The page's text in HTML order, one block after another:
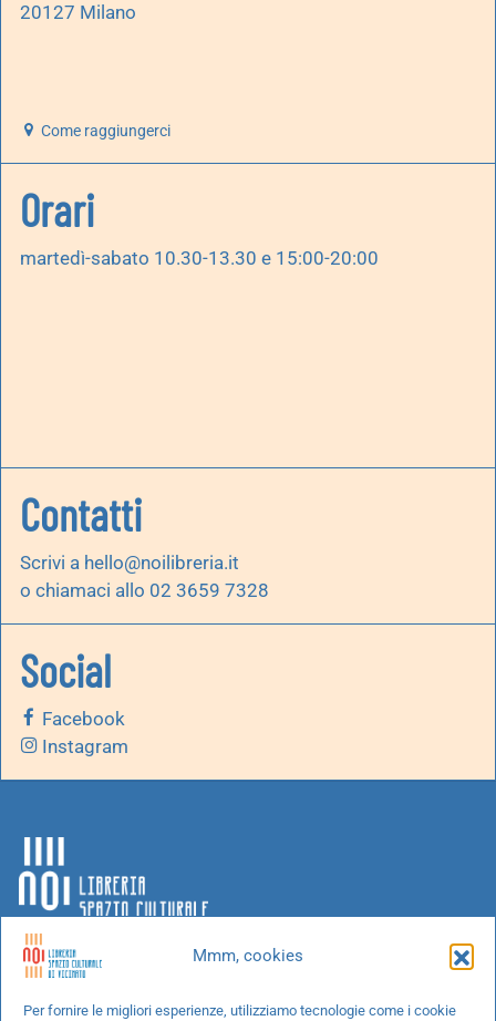
Mmm, cookies
Per fornire le migliori esperienze, utilizziamo tecnologie come i cookie
20127 Milano
Come raggiungerci
Orari
martedì-sabato 10.30-13.30 e 15:00-20:00
Contatti
Scrivi a hello@noilibreria.it
o chiamaci allo 02 3659 7328
Social
Facebook
Instagram
Chi siamo